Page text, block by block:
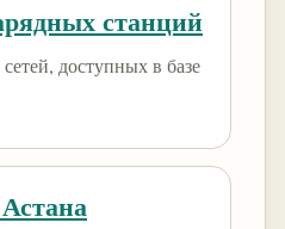
станций
доступных в базе